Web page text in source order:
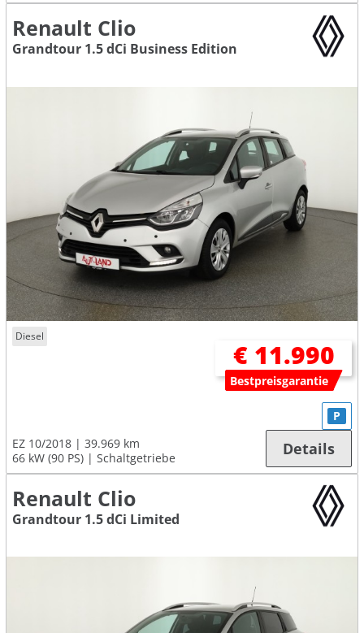
Renault Clio
Grandtour 1.5 dCi Business Edition
Diesel
€ 11.990
Bestpreisgarantie
EZ 10/2018
39.969 km
66 kW (90 PS)
Schaltgetriebe
P
Details
Renault Clio
Grandtour 1.5 dCi Limited